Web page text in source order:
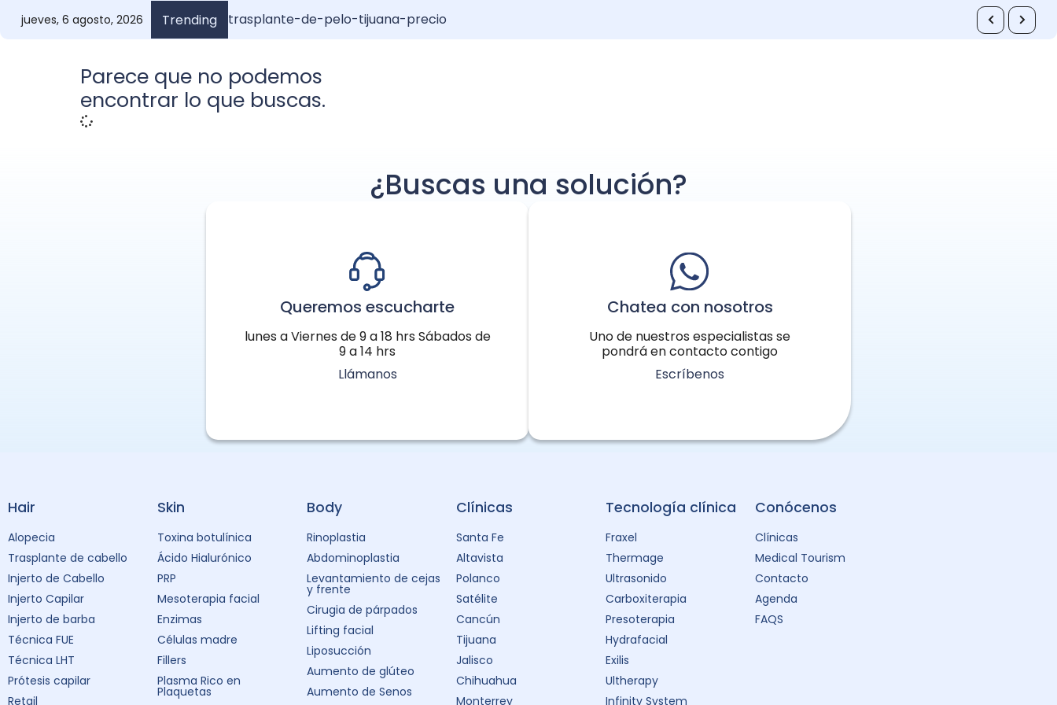
jueves, 6 agosto, 2026 Trending trasplante-de-pelo-tijuana-precio
Injerto de Pelo Anuel: Resultados y Recuperación
¿Cuánto vale un injerto de pelo?: Guía completa
Anuel y su injerto de pelo: Increíble transformación
Parece que no podemos
encontrar lo que buscas.
¿Buscas una solución?
Queremos escucharte
lunes a Viernes de 9 a 18 hrs Sábados de
9 a 14 hrs
Llámanos
Chatea con nosotros
Uno de nuestros especialistas se
pondrá en contacto contigo
Escríbenos
Hair
Alopecia
Trasplante de cabello
Injerto de Cabello
Injerto Capilar
Injerto de barba
Técnica FUE
Técnica LHT
Prótesis capilar
Retail
Skin
Toxina botulínica
Ácido Hialurónico
PRP
Mesoterapia facial
Enzimas
Células madre
Fillers
Plasma Rico en
Plaquetas
Body
Rinoplastia
Abdominoplastia
Levantamiento de cejas
y frente
Cirugia de párpados
Lifting facial
Liposucción
Aumento de glúteo
Aumento de Senos
Clínicas
Santa Fe
Altavista
Polanco
Satélite
Cancún
Tijuana
Jalisco
Chihuahua
Monterrey
Tecnología clínica
Fraxel
Thermage
Ultrasonido
Carboxiterapia
Presoterapia
Hydrafacial
Exilis
Ultherapy
Infinity System
Conócenos
Clínicas
Medical Tourism
Contacto
Agenda
FAQS